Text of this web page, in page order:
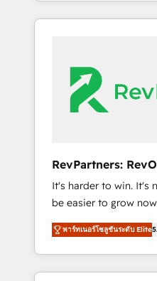
of industries, there’s
our globally
looking for...and get
moving!
Onboarding
engine. We onboard
data, and build AI-
drive adoption from
from any legacy CRM.
data integrity. ➤
HubSpot to run your
marketing, and
and Integrations:
agents, and APIs to
Ongoing
RevPartners:
It's harder to win. It's not just you. It should
be easier to grow
it's not. So our focus is serving you, the
person responsible
We do that by
agencies fail:
พาร์ทเนอร์โซลูชันระดับ Elite